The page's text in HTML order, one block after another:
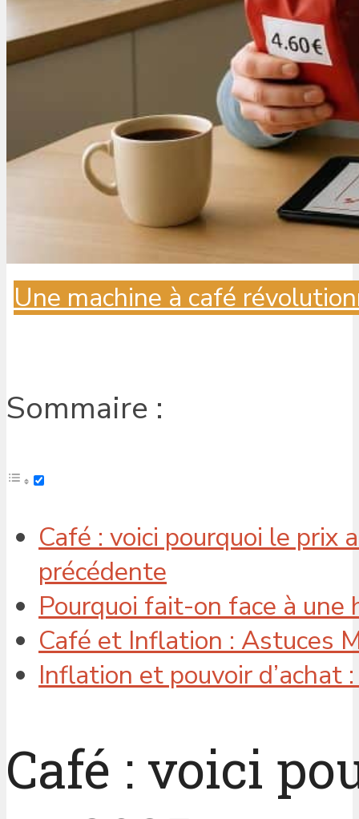
Une machine à café
Sommaire :
Café : voici pourquoi le prix
précédente
Pourquoi fait-on face à une
Café et Inflation : Astuces
Inflation et pouvoir d’achat
Café : voici